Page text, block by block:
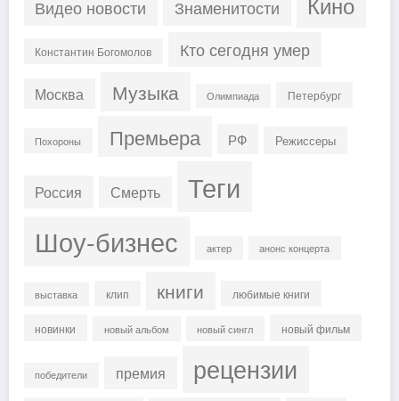
Видео новости Знаменитости
Константин Богомолов Кто сегодня умер
Москва Музыка Олимпиада Петербург
Похороны Премьера РФ Режиссеры
Россия Смерть Теги
Шоу-бизнес актер анонс концерта
выставка клип книги любимые книги
новинки новый альбом новый сингл новый фильм
победители премия рецензии